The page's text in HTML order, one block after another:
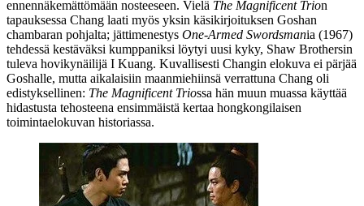
ennennäkemättömään nosteeseen. Vielä The Magnificent Trion
tapauksessa Chang laati myös yksin käsikirjoituksen Goshan
chambaran pohjalta; jättimenestys One‑Armed Swordsmania (1967)
tehdessä kestäväksi kumppaniksi löytyi uusi kyky, Shaw Brothersin
tuleva hovikynäilijä I Kuang. Kuvallisesti Changin elokuva ei pärjää
Goshalle, mutta aikalaisiin maanmiehiinsä verrattuna Chang oli
edistyksellinen: The Magnificent Triossa hän muun muassa käyttää
hidastusta tehosteena ensimmäistä kertaa hongkongilaisen
toimintaelokuvan historiassa.